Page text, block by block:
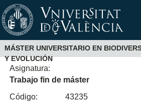
MÁSTER UNIVERSITARIO EN
Y EVOLUCIÓN
Asignatura:
Trabajo fin de máster
Código:
43235